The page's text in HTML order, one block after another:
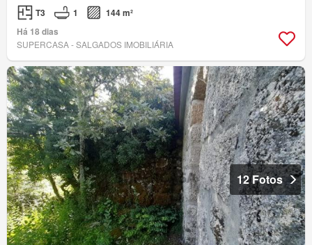
T3 1
144 m²
Há 18 dias
SUPERCASA - SALGADOS IMOBILIÁRIA
12 Fotos